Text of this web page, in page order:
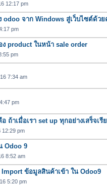
12:17 pm
odoo จาก Windows สู่เว็บไซต์ด้วย
pm
product ในหน้า sale order
pm
7:34 am
pm
ถ้าเมื่อเรา set up ทุกอย่างเสร็จเ
12:29 pm
Odoo 9
8:52 am
ข้อมูลสินค้าเข้า ใน Odoo9
5:20 pm